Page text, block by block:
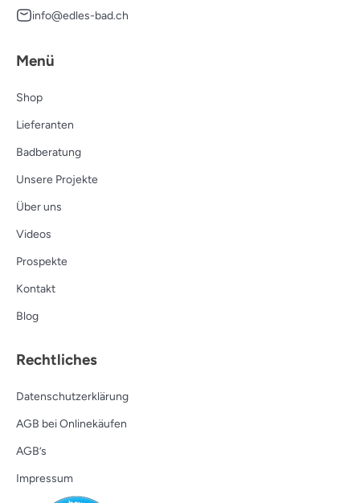
info@edles-bad.ch
Menü
Shop
Lieferanten
Badberatung
Unsere Projekte
Über uns
Videos
Prospekte
Kontakt
Blog
Rechtliches
Datenschutzerklärung
AGB bei Onlinekäufen
AGB’s
Impressum